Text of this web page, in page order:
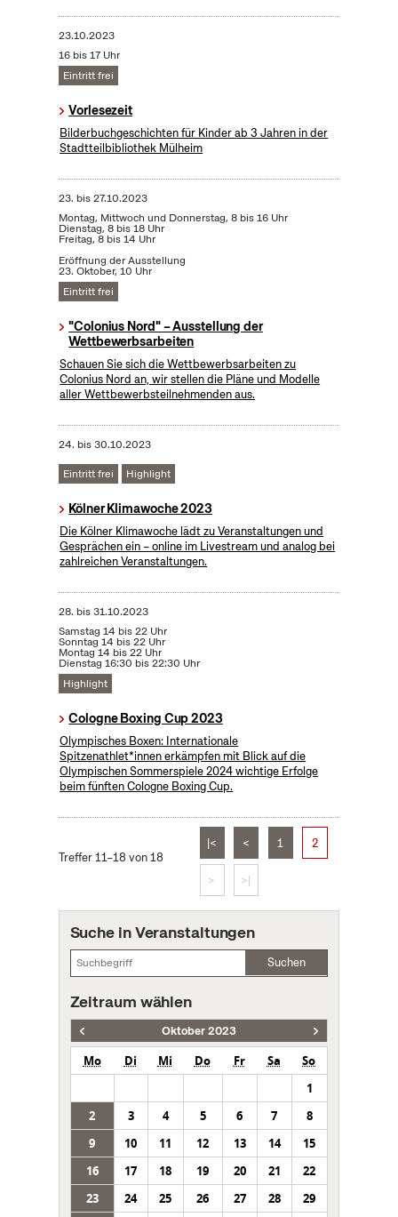
23.10.2023
16 bis 17 Uhr
Eintritt frei
Vorlesezeit
Bilderbuchgeschichten für Kinder ab 3 Jahren in der
Stadtteilbibliothek Mülheim
23. bis27.10.2023
Montag, Mittwoch und Donnerstag, 8 bis 16 Uhr
Dienstag, 8 bis 18 Uhr
Freitag, 8 bis 14 Uhr
Eröffnung der Ausstellung
23. Oktober, 10 Uhr
Eintritt frei
"Colonius Nord" – Ausstellung der
Wettbewerbsarbeiten
Schauen Sie sich die Wettbewerbsarbeiten zu
Colonius Nord an, wir stellen die Pläne und Modelle
aller Wettbewerbsteilnehmenden aus.
24. bis30.10.2023
Eintritt frei Highlight
Kölner Klimawoche 2023
Die Kölner Klimawoche lädt zu Veranstaltungen und
Gesprächen ein – online im Livestream und analog bei
zahlreichen Veranstaltungen.
28. bis31.10.2023
Samstag 14 bis 22 Uhr
Sonntag 14 bis 22 Uhr
Montag 14 bis 22 Uhr
Dienstag 16:30 bis 22:30 Uhr
Highlight
Cologne Boxing Cup 2023
Olympisches Boxen: Internationale
Spitzenathlet*innen erkämpfen mit Blick auf die
Olympischen Sommerspiele 2024 wichtige Erfolge
beim fünften Cologne Boxing Cup.
Treffer 11–18 von 18
|< < 1 2
> >|
Suche in Veranstaltungen
Suchen
Zeitraum wählen
Oktober 2023
Mo Di Mi Do Fr Sa
So
1
2
3 4 5 6 7
8
9
10 11 12 13 14
15
16
17 18 19 20 21
22
23
24 25 26 27 28
29